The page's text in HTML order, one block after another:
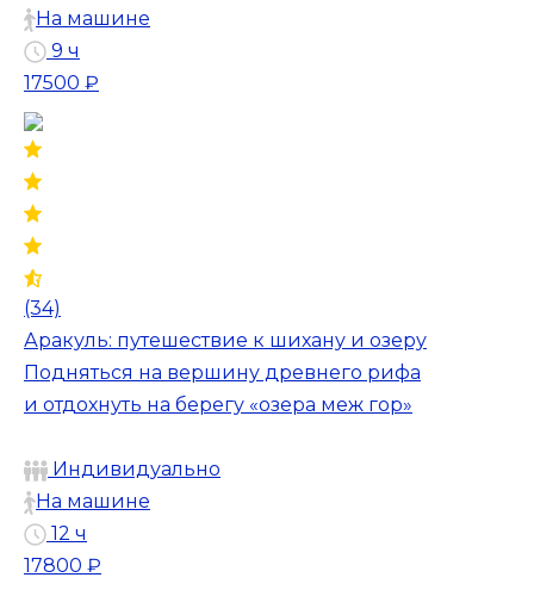
На машине
9 ч
17500 ₽
(34)
Аракуль: путешествие к шихану и озеру
Подняться на вершину древнего рифа
и отдохнуть на берегу «озера меж гор»
Индивидуально
На машине
12 ч
17800 ₽